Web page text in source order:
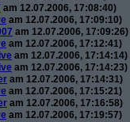
am 12.07.2006, 17:08:40)
am 12.07.2006, 17:09:10)
am 12.07.2006, 17:09:26)
am 12.07.2006, 17:12:41)
am 12.07.2006, 17:14:14)
am 12.07.2006, 17:14:23)
am 12.07.2006, 17:14:31)
am 12.07.2006, 17:15:21)
am 12.07.2006, 17:16:58)
am 12.07.2006, 17:19:57)